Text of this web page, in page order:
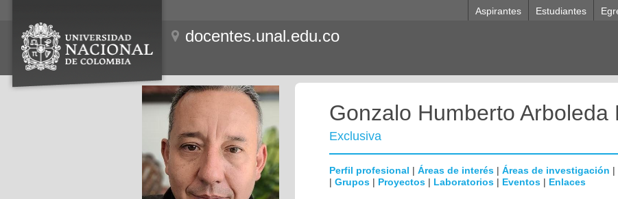
Aspirantes Estudiantes
docentes.unal.edu.co
Gonzalo Humberto Arboleda
Exclusiva
Perfil profesional | Áreas de interés | Áreas de investigación |
| Grupos | Proyectos | Laboratorios | Eventos | Enlaces